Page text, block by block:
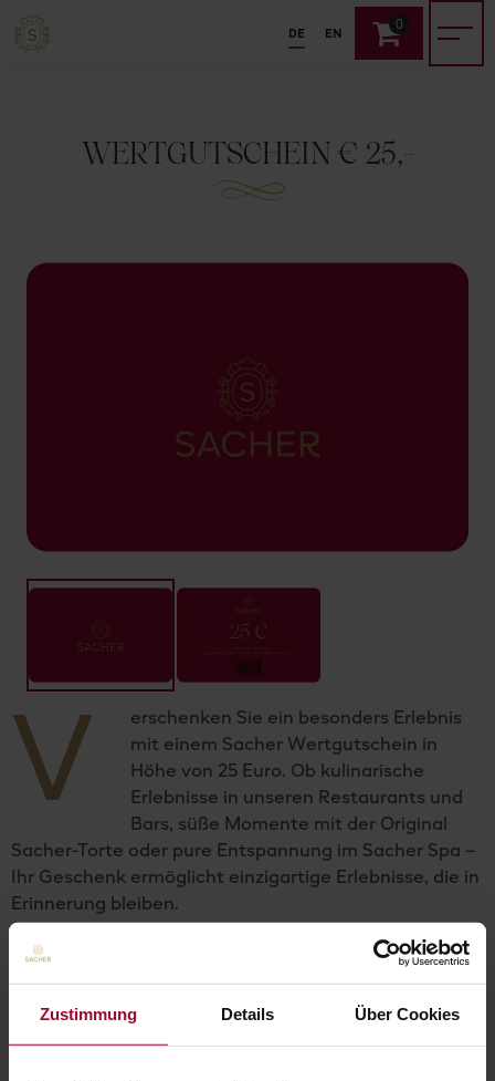
Zustimmung Details Über Cookies
DE EN
0
WERTGUTSCHEIN € 25,-
V
erschenken Sie ein besonders Erlebnis
mit einem Sacher Wertgutschein in
Höhe von 25 Euro. Ob kulinarische
Erlebnisse in unseren Restaurants und
Bars, süße Momente mit der Original
Sacher-Torte oder pure Entspannung im Sacher Spa –
Ihr Geschenk ermöglicht einzigartige Erlebnisse, die in
Erinnerung bleiben.
25,00 EUR